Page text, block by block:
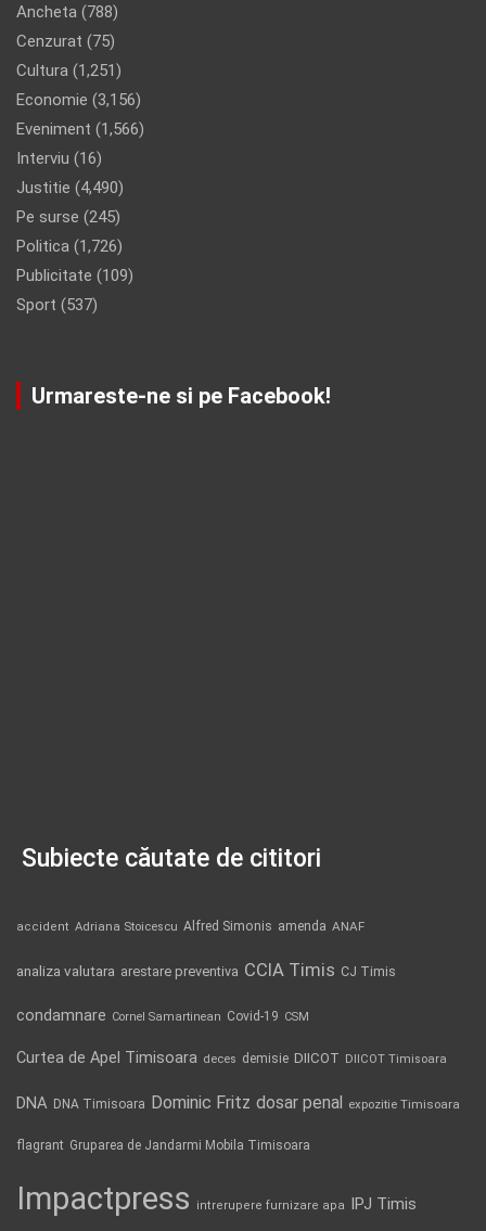
Ancheta (788)
Cenzurat (75)
Cultura (1,251)
Economie (3,156)
Eveniment (1,566)
Interviu (16)
Justitie (4,490)
Pe surse (245)
Politica (1,726)
Publicitate (109)
Sport (537)
Urmareste-ne si pe Facebook!
Subiecte căutate de cititori
accident Adriana Stoicescu Alfred Simonis amenda ANAF
analiza valutara arestare preventiva CCIA Timis CJ Timis
condamnare Cornel Samartinean Covid-19 CSM
Curtea de Apel Timisoara deces demisie DIICOT DIICOT Timisoara
DNA DNA Timisoara Dominic Fritz dosar penal expozitie Timisoara
flagrant Gruparea de Jandarmi Mobila Timisoara
Impactpress intrerupere furnizare apa IPJ Timis